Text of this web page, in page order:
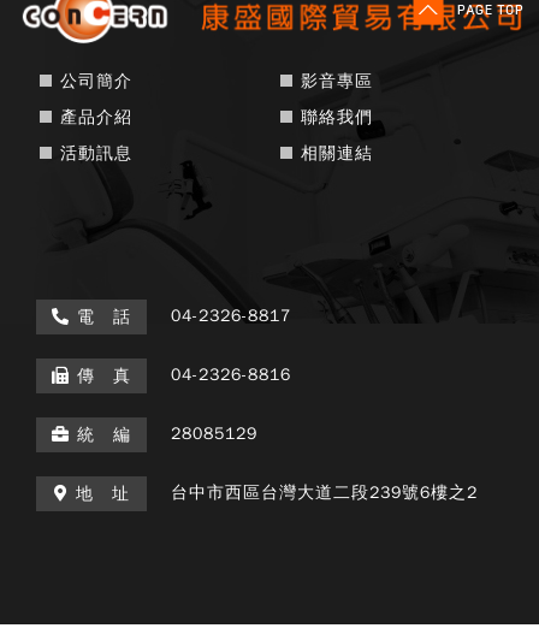
公司簡介
產品介紹
活動訊息
影音專區
聯絡我們
相關連結
電 話 04-2326-8817
傳 真 04-2326-8816
統 編 28085129
地 址 台中市西區台灣大道二段239號6樓之2